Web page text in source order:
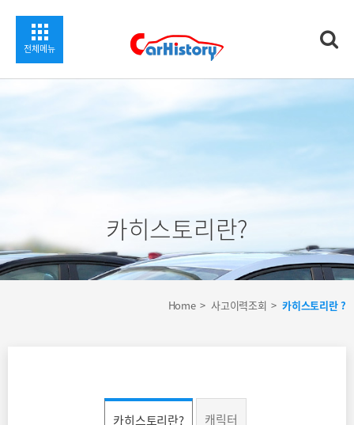
전체메뉴
카히스토리란?
Home 사고이력조회 카히스토리란 ?
카히스토리란? 캐릭터